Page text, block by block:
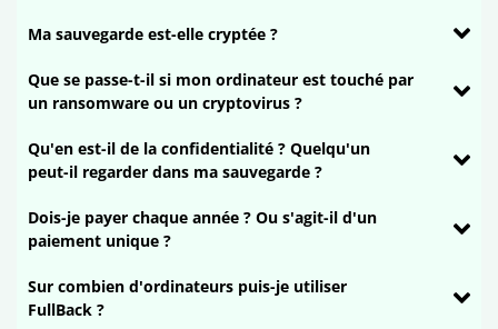
Ma sauvegarde est-elle cryptée ?
Que se passe-t-il si mon ordinateur est touché par
un ransomware ou un cryptovirus ?
Qu'en est-il de la confidentialité ? Quelqu'un
peut-il regarder dans ma sauvegarde ?
Dois-je payer chaque année ? Ou s'agit-il d'un
paiement unique ?
Sur combien d'ordinateurs puis-je utiliser
FullBack ?